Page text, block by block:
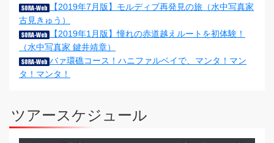
【2019年7月版】モルディブ再発見の旅（水中写真家
古見きゅう）
【2019年1月版】憧れの赤道越えルートを初体験！
（水中写真家 鍵井靖章）
バァ環礁コース！ハニファルベイで、マンタ！マン
タ！マンタ！
ツアースケジュール